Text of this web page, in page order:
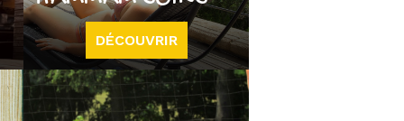
DÉCOUVRIR